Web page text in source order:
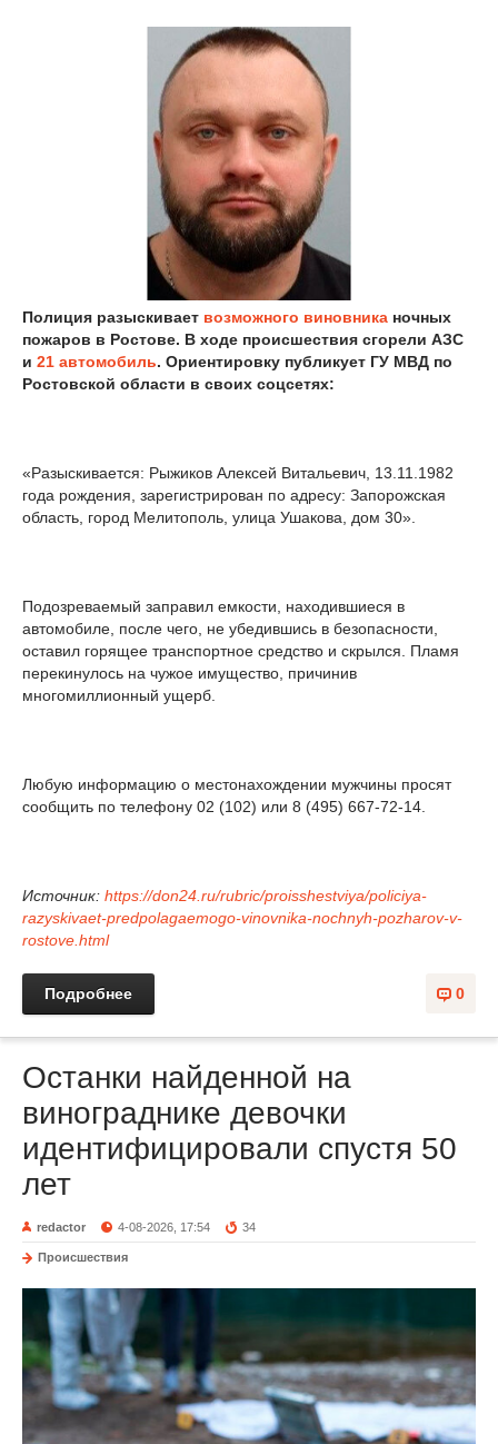
Полиция разыскивает возможного виновника ночных
пожаров в Ростове. В ходе происшествия сгорели АЗС
и 21 автомобиль. Ориентировку публикует ГУ МВД по
Ростовской области в своих соцсетях:
«Разыскивается: Рыжиков Алексей Витальевич, 13.11.1982
года рождения, зарегистрирован по адресу: Запорожская
область, город Мелитополь, улица Ушакова, дом 30».
Подозреваемый заправил емкости, находившиеся в
автомобиле, после чего, не убедившись в безопасности,
оставил горящее транспортное средство и скрылся. Пламя
перекинулось на чужое имущество, причинив
многомиллионный ущерб.
Любую информацию о местонахождении мужчины просят
сообщить по телефону 02 (102) или 8 (495) 667-72-14.
Источник: https://don24.ru/rubric/proisshestviya/policiya-
razyskivaet-predpolagaemogo-vinovnika-nochnyh-pozharov-v-
rostove.html
0
Подробнее
Останки найденной на
винограднике девочки
идентифицировали спустя 50
лет
redactor 4-08-2026, 17:54 34
Происшествия